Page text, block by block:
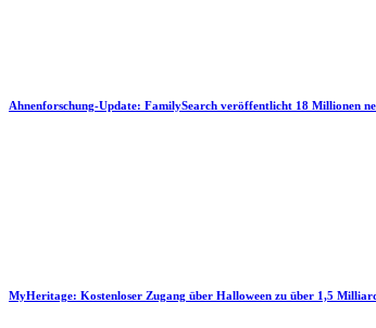
Ahnenforschung-Update: FamilySearch veröffentlicht 18 Millionen
MyHeritage: Kostenloser Zugang über Halloween zu über 1,5